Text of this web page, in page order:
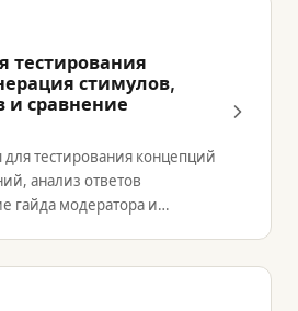
тестирования
стимулов,
и сравнение
тестирования концепций
анализ ответов
гайда модератора и